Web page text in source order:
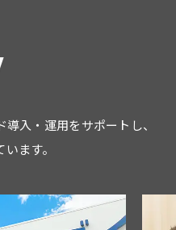
入・運用をサポートし、
ます。